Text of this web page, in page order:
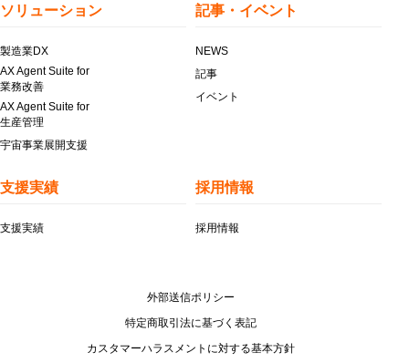
ソリューション
製造業DX
AX Agent Suite for
業務改善
AX Agent Suite for
生産管理
宇宙事業展開支援
記事・イベント
NEWS
記事
イベント
支援実績
支援実績
採用情報
採用情報
外部送信ポリシー
特定商取引法に基づく表記
カスタマーハラスメントに対する基本方針